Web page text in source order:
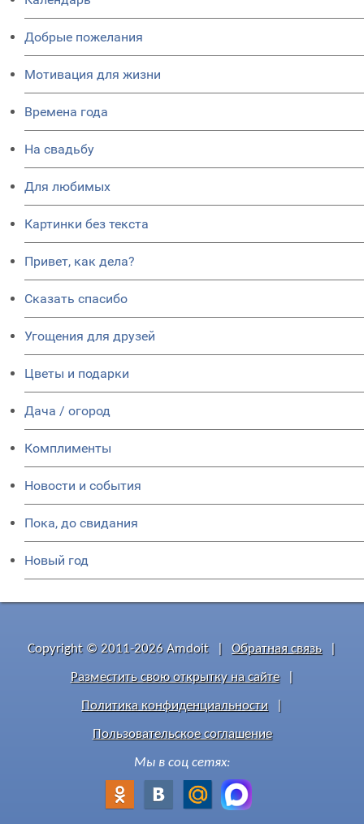
Добрые пожелания
Мотивация для жизни
Времена года
На свадьбу
Для любимых
Картинки без текста
Привет, как дела?
Сказать спасибо
Угощения для друзей
Цветы и подарки
Дача / огород
Комплименты
Новости и события
Пока, до свидания
Новый год
Copyright © 2011-2026 Amdoit Обратная связь
Разместить свою открытку на сайте
Политика конфиденциальности
Пользовательское соглашение
Мы в соц сетях: